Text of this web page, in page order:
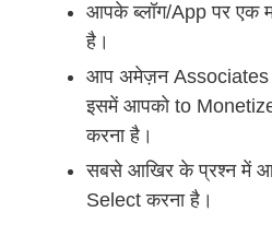
आपके ब्लॉग/App पर एक
है।
आप अमेज़न Associates
इसमें आपको to
करना है।
सबसे आखिर के प्रश्न में
Select करना है।